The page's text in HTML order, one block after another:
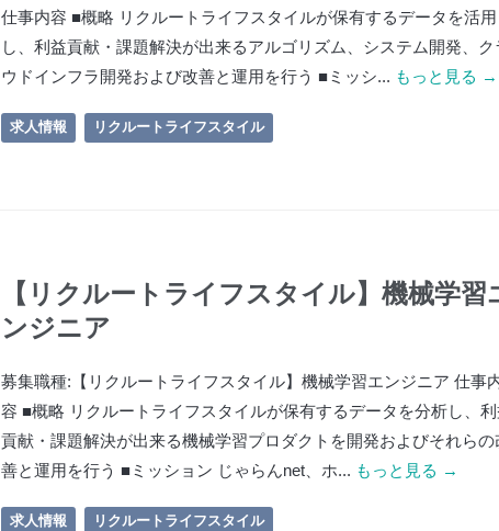
仕事内容 ■概略 リクルートライフスタイルが保有するデータを活用
し、利益貢献・課題解決が出来るアルゴリズム、システム開発、ク
ウドインフラ開発および改善と運用を行う ■ミッシ... もっと見る →
求人情報 リクルートライフスタイル
【リクルートライフスタイル】機械学習
ンジニア
募集職種:【リクルートライフスタイル】機械学習エンジニア 仕事
容 ■概略 リクルートライフスタイルが保有するデータを分析し、
貢献・課題解決が出来る機械学習プロダクトを開発およびそれらの
善と運用を行う ■ミッション じゃらんnet、ホ... もっと見る →
求人情報 リクルートライフスタイル